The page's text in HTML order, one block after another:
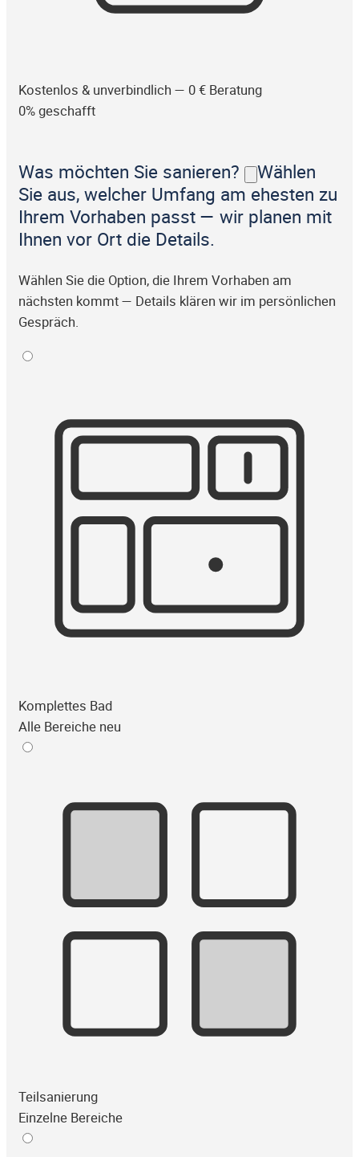
Kostenlos & unverbindlich — 0 € Beratung
0% geschafft
Was möchten Sie sanieren?
Wählen
Sie aus, welcher Umfang am ehesten zu
Ihrem Vorhaben passt — wir planen mit
Ihnen vor Ort die Details.
Wählen Sie die Option, die Ihrem Vorhaben am
nächsten kommt — Details klären wir im persönlichen
Gespräch.
Komplettes Bad
Alle Bereiche neu
Teilsanierung
Einzelne Bereiche